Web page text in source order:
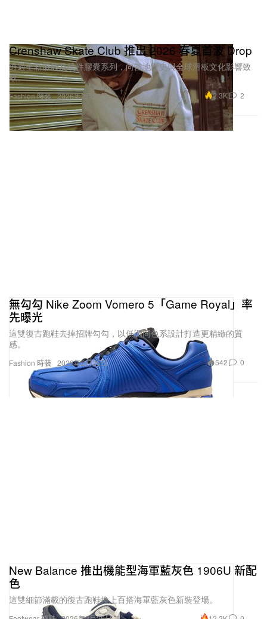
Fashion 時裝
Crenshaw Skate Club 推出 2026 春夏首波 Drop
透過全新服飾及硬件膠囊系列，向當地歷史與全球滑板文化影響致
敬。
2026年2月25日 2.3K 2
Fashion 時裝
無勾勾 Nike Zoom Vomero 5「Game Royal」率
先曝光
這雙復古跑鞋去掉招牌勾勾，以低調同色系設計打造更精緻的質
感。
2026年2月25日 542 0
New Balance 推出機能型海軍藍灰色 1906U 新配
色
這雙細節滿載的復古跑鞋換上百搭海軍藍灰色新裝登場。